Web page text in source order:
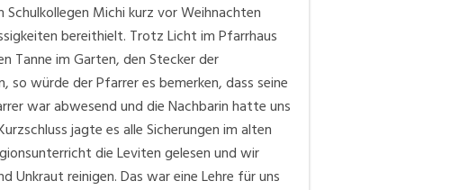
Michi kurz vor Weihnachten
bereithielt. Trotz Licht im Pfarrhaus
Tanne im Garten, den Stecker der
so würde der Pfarrer es bemerken, dass seine
war abwesend und die Nachbarin hatte uns
jagte es alle Sicherungen im alten
die Leviten gelesen und wir
reinigen. Das war eine Lehre für uns